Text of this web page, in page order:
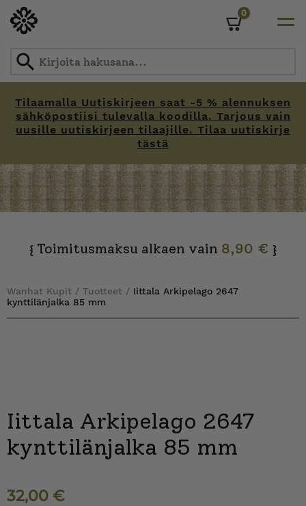
Tilaamalla Uutiskirjeen saat -5 % alennuksen
sähköpostiisi tulevalla koodilla. Tarjous vain
uusille uutiskirjeen tilaajille. Tilaa uutiskirje
tästä
0
{ Toimitusmaksu alkaen vain 8,90 € }
Wanhat Kupit / Tuotteet / Iittala Arkipelago 2647
kynttilänjalka 85 mm
Iittala Arkipelago 2647
kynttilänjalka 85 mm
32,00 €